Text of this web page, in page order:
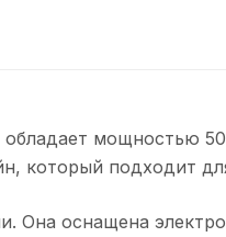
мощностью
который подходит
Она оснащена